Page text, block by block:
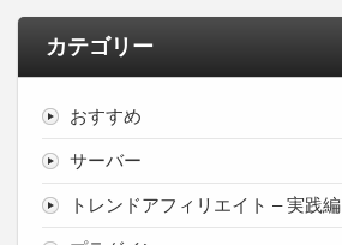
カテゴリー
おすすめ
サーバー
トレンドアフィリエイト – 実践編